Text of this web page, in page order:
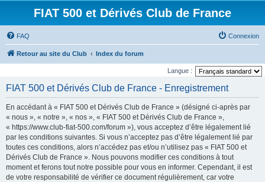
FIAT 500 et Dérivés Club de France
FAQ Connexion
Retour au site du Club Index du forum
Langue :
FIAT 500 et Dérivés Club de France - Enregistrement
En accédant à « FIAT 500 et Dérivés Club de France » (désigné ci-après par
« nous », « notre », « nos », « FIAT 500 et Dérivés Club de France »,
« https://www.club-fiat-500.com/forum »), vous acceptez d’être légalement lié
par les conditions suivantes. Si vous n’acceptez pas d’être légalement lié par
toutes ces conditions, alors n’accédez pas et/ou n’utilisez pas « FIAT 500 et
Dérivés Club de France ». Nous pouvons modifier ces conditions à tout
moment et ferons tout notre possible pour vous en informer. Cependant, il est
de votre responsabilité de vérifier ce document régulièrement, car votre